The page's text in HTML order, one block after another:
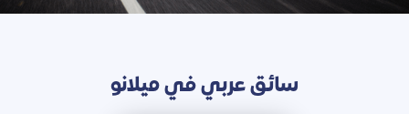
سائق عربي في ميلانو